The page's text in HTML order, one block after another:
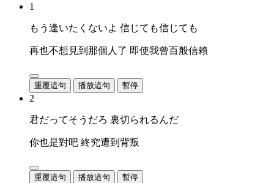
1
もう逢いたくないよ 信じても信じても
再也不想見到那個人了 即使我曾百般信賴
重覆這句 播放這句 暫停
2
君だってそうだろ 裏切られるんだ
你也是對吧 終究遭到背叛
重覆這句 播放這句 暫停